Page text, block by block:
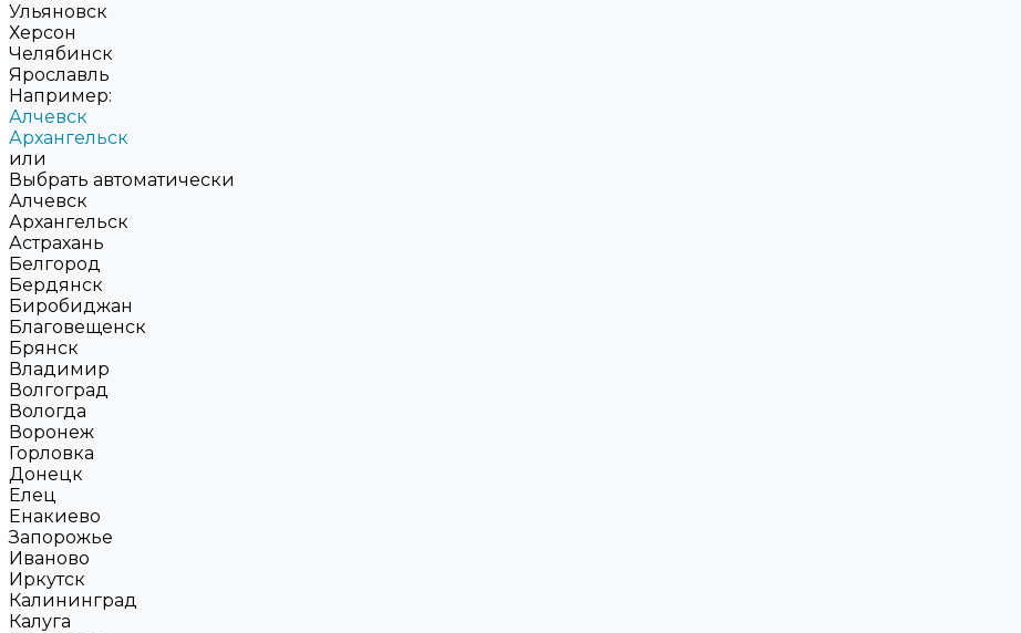
Ульяновск
Херсон
Челябинск
Ярославль
Например:
Алчевск
Архангельск
или
Выбрать автоматически
Алчевск
Архангельск
Астрахань
Белгород
Бердянск
Биробиджан
Благовещенск
Брянск
Владимир
Волгоград
Вологда
Воронеж
Горловка
Донецк
Елец
Енакиево
Запорожье
Иваново
Иркутск
Калининград
Калуга